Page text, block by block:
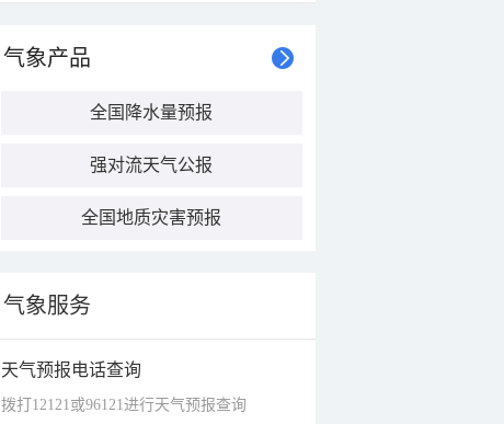
气象产品
全国降水量预报
强对流天气公报
全国地质灾害预报
气象服务
天气预报电话查询
拨打12121或96121进行天气预报查询